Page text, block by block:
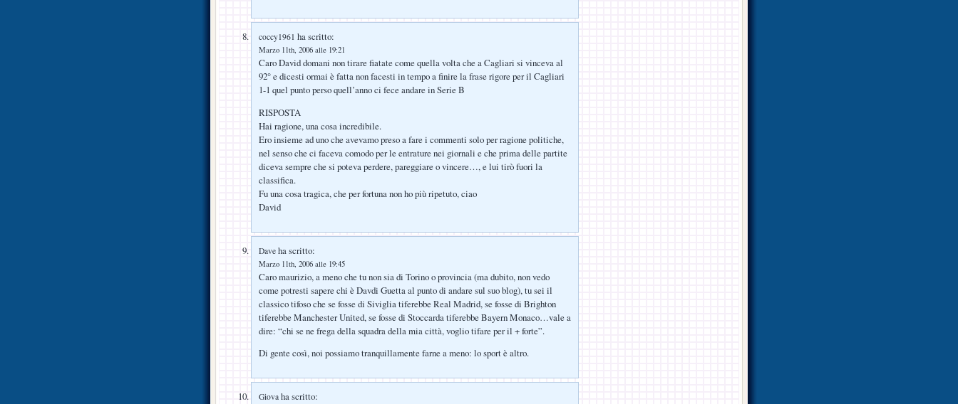
coccy1961 ha scritto:
Marzo 11th, 2006 alle 19:21
Caro David domani non tirare fiatate come quella volta che a Cagliari si vinceva al
92° e dicesti ormai è fatta non facesti in tempo a finire la frase rigore per il Cagliari
1-1 quel punto perso quell’anno ci fece andare in Serie B
RISPOSTA
Hai ragione, una cosa incredibile.
Ero insieme ad uno che avevamo preso a fare i commenti solo per ragione politiche,
nel senso che ci faceva comodo per le entrature nei giornali e che prima delle partite
diceva sempre che si poteva perdere, pareggiare o vincere…, e lui tirò fuori la
classifica.
Fu una cosa tragica, che per fortuna non ho più ripetuto, ciao
David
Dave ha scritto:
Marzo 11th, 2006 alle 19:45
Caro maurizio, a meno che tu non sia di Torino o provincia (ma dubito, non vedo
come potresti sapere chi è Davdi Guetta al punto di andare sul suo blog), tu sei il
classico tifoso che se fosse di Siviglia tiferebbe Real Madrid, se fosse di Brighton
tiferebbe Manchester United, se fosse di Stoccarda tiferebbe Bayern Monaco…vale a
dire: “chi se ne frega della squadra della mia città, voglio tifare per il + forte”.
Di gente così, noi possiamo tranquillamente farne a meno: lo sport è altro.
Giova ha scritto: